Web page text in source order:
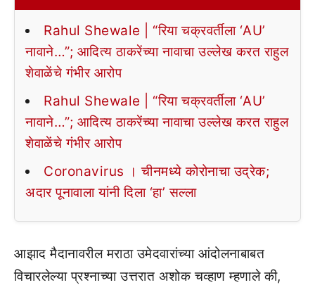
Rahul Shewale | “रिया चक्रवर्तीला ‘AU’
नावाने…”; आदित्य ठाकरेंच्या नावाचा उल्लेख करत राहुल
शेवाळेंचे गंभीर आरोप
Rahul Shewale | “रिया चक्रवर्तीला ‘AU’
नावाने…”; आदित्य ठाकरेंच्या नावाचा उल्लेख करत राहुल
शेवाळेंचे गंभीर आरोप
Coronavirus । चीनमध्ये कोरोनाचा उद्रेक;
अदार पूनावाला यांनी दिला ‘हा’ सल्ला
आझाद मैदानावरील मराठा उमेदवारांच्या आंदोलनाबाबत
विचारलेल्या प्रश्नाच्या उत्तरात अशोक चव्हाण म्हणाले की,